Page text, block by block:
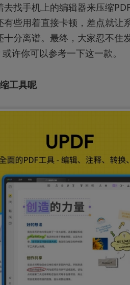
找手机上的编辑器来压缩
些用着直接卡顿，差点就让
分离谱。最终，大家忍不住
许你可以参考一下这一款。
工具呢